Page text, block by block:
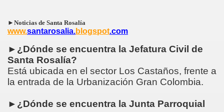
► Noticias de Santa Rosalía
www.santarosalia.blogspot.com
► ¿Dónde se encuentra la Jefatura Civil de
Santa Rosalía?
Está ubicada en el sector Los Castaños, frente a
la entrada de la Urbanización Gran Colombia.
► ¿Dónde se encuentra la Junta Parroquial